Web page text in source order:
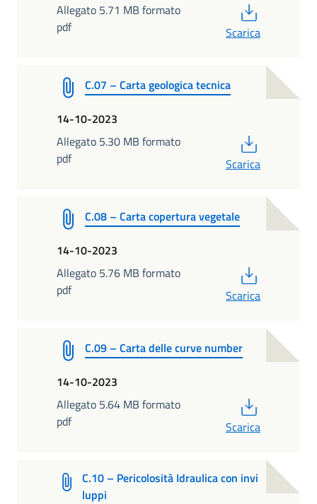
Allegato 5.71 MB formato
pdf
Scarica
C.07 – Carta geologica tecnica
14-10-2023
Allegato 5.30 MB formato
pdf
Scarica
C.08 – Carta copertura vegetale
14-10-2023
Allegato 5.76 MB formato
pdf
Scarica
C.09 – Carta delle curve number
14-10-2023
Allegato 5.64 MB formato
pdf
Scarica
C.10 – Pericolosità Idraulica con invi
luppi